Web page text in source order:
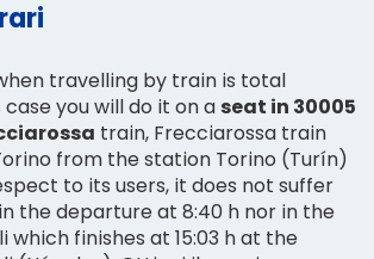
travelling by train is total
you will do it on aseat in 30005
train, Frecciarossa train
from the station Torino (Turín)
to its users, it does not suffer
the departure at 8:40 h nor in the
which finishes at 15:03 h at the